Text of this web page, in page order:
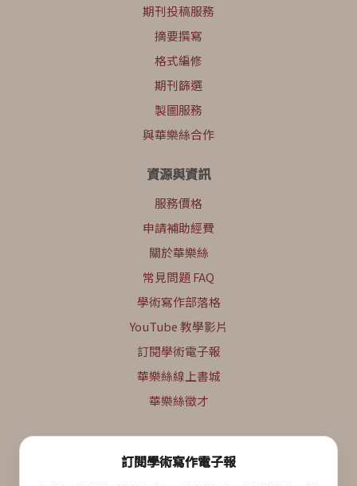
期刊投稿服務
摘要撰寫
格式編修
期刊篩選
製圖服務
與華樂絲合作
資源與資訊
服務價格
申請補助經費
關於華樂絲
常見問題 FAQ
學術寫作部落格
YouTube 教學影片
訂閱學術電子報
華樂絲線上書城
華樂絲徵才
訂閱學術寫作電子報